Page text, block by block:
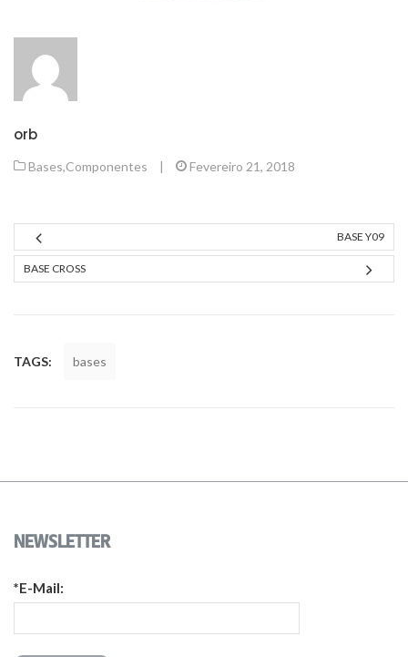
orb
Bases,Componentes | Fevereiro 21, 2018
BASE Y09
BASE CROSS
TAGS: bases
NEWSLETTER
*E-Mail: